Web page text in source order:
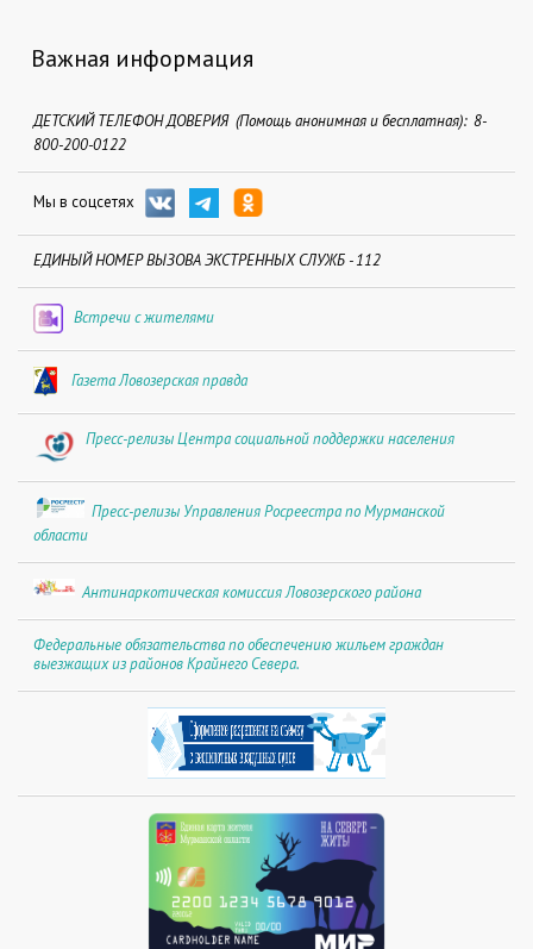
Важная информация
ДЕТСКИЙ ТЕЛЕФОН ДОВЕРИЯ (Помощь анонимная и бесплатная): 8-
800-200-0122
Мы в соцсетях
ЕДИНЫЙ НОМЕР ВЫЗОВА ЭКСТРЕННЫХ СЛУЖБ - 112
Встречи с жителями
Газета Ловозерская правда
Пресс-релизы Центра социальной поддержки населения
Пресс-релизы Управления Росреестра по Мурманской
области
Антинаркотическая комиссия Ловозерского района
Федеральные обязательства по обеспечению жильем граждан
выезжащих из районов Крайнего Севера.